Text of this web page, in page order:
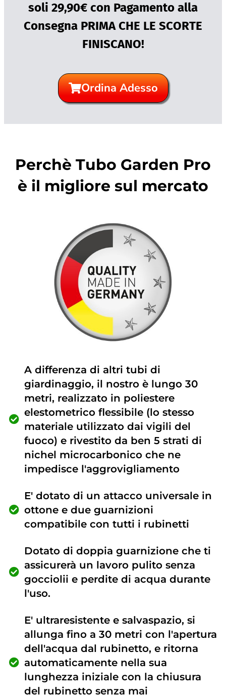
soli 29,90€ con Pagamento alla
Consegna PRIMA CHE LE SCORTE
FINISCANO!
Ordina Adesso
Perchè Tubo Garden Pro
è il migliore sul mercato
A differenza di altri tubi di
giardinaggio, il nostro è lungo 30
metri, realizzato in poliestere
elestometrico flessibile (lo stesso
materiale utilizzato dai vigili del
fuoco) e rivestito da ben 5 strati di
nichel microcarbonico che ne
impedisce l'aggrovigliamento
E' dotato di un attacco universale in
ottone e due guarnizioni
compatibile con tutti i rubinetti
Dotato di doppia guarnizione che ti
assicurerà un lavoro pulito senza
gocciolii e perdite di acqua durante
l'uso.
E' ultraresistente e salvaspazio, si
allunga fino a 30 metri con l'apertura
dell'acqua dal rubinetto, e ritorna
automaticamente nella sua
lunghezza iniziale con la chiusura
del rubinetto senza mai